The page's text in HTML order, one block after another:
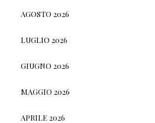
AGOSTO 2026
LUGLIO 2026
GIUGNO 2026
MAGGIO 2026
APRILE 2026